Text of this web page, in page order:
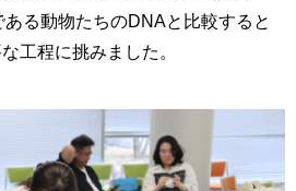
る動物たちのDNAと比較すると
工程に挑みました。